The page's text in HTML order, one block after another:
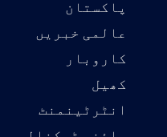
پاکستان
عالمی خبریں
کاروبار
کھیل
انٹرٹینمنٹ